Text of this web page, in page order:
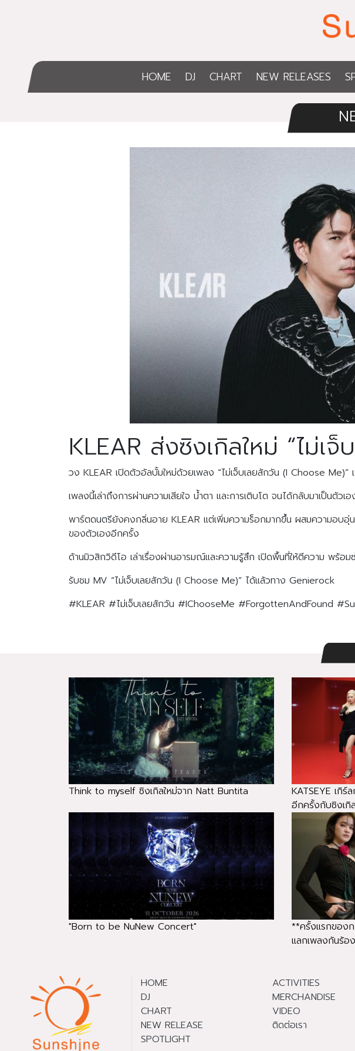
HOME DJ CHART NEW RELEASES
KLEAR ส่งซิงเกิลใหม่ “ไม่เ
วง KLEAR เปิดตัวอัลบั้มใหม่ด้วยเพลง “ไม่เจ็บเลยสักวัน (I Choose
เพลงนี้เล่าถึงการผ่านความเสียใจ น้ำตา และการเติบโต จนได้กลับมาเป็นตัวเ
พาร์ตดนตรียังคงกลิ่นอาย KLEAR แต่เพิ่มความร็อกมากขึ้น ผสมความอบอุ่
ของตัวเองอีกครั้ง
ด้านมิวสิกวิดีโอ เล่าเรื่องผ่านอารมณ์และความรู้สึก เปิดพื้นที่ให้ตีความ พร้อ
รับชม MV “ไม่เจ็บเลยสักวัน (I Choose Me)” ได้แล้วทาง Genierock
#KLEAR #ไม่เจ็บเลยสักวัน #IChooseMe #ForgottenAndFound
Think to myself ซิงเกิลใหม่จาก Natt Buntita
KATSEYE เกิร์
อีกครั้งกับซิงเกิ
"Born to be NuNew Concert"
**ครั้งแรกของก
แลกเพลงกันร้อ
HOME
DJ
CHART
NEW RELEASE
SPOTLIGHT
ACTIVITIES
MERCHANDISE
VIDEO
ติดต่อเรา